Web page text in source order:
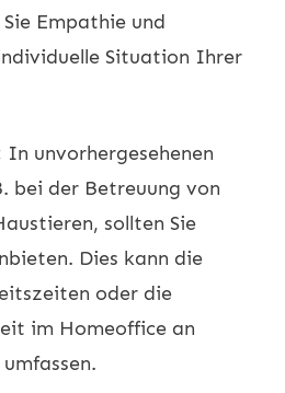
Empathie und
Situation Ihrer
In unvorhergesehenen
bei der Betreuung von
sollten Sie
Dies kann die
oder die
im Homeoffice an